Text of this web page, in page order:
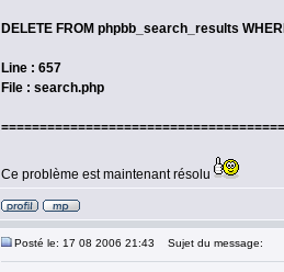
DELETE FROM phpbb_search_results
Line : 657
File : search.php
=====================================
Ce problème est maintenant résolu
Posté le: 17 08 2006 21:43 Sujet du message: